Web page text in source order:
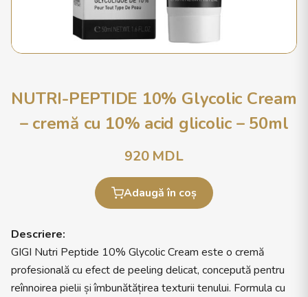
NUTRI-PEPTIDE 10% Glycolic Cream
– cremă cu 10% acid glicolic – 50ml
920MDL
Adaugă în coș
Descriere:
GIGI Nutri Peptide 10% Glycolic Cream este o cremă
profesională cu efect de peeling delicat, concepută pentru
reînnoirea pielii și îmbunătățirea texturii tenului. Formula cu